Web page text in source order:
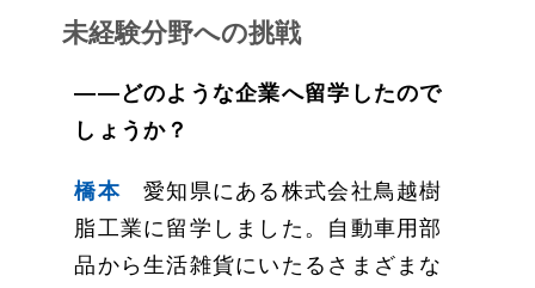
未経験分野への挑戦
——どのような企業へ留学したので
しょうか？
橋本愛知県にある株式会社鳥越樹
脂工業に留学しました。自動車用部
品から生活雑貨にいたるさまざまな